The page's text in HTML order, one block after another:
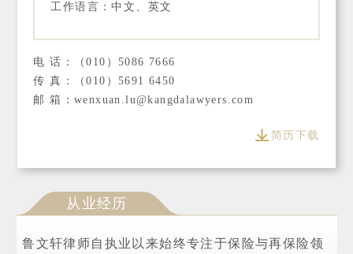
工作语言：中文、英文
电 话：（010）5086 7666
传 真：（010）5691 6450
邮 箱：wenxuan.lu@kangdalawyers.com
简历下载
从业经历
鲁文轩律师自执业以来始终专注于保险与再保险领